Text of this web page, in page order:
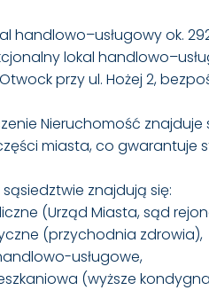
handlowo–usługowy ok.
lokal
przy ul. Hożej 2,
Nieruchomość
miasta, co gwarantuje
znajdują się:
(Urząd Miasta, sąd
(przychodnia zdrowia),
usługowe,
(wyższe